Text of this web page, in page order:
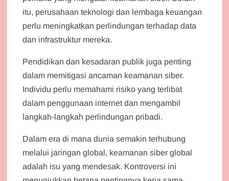
itu, perusahaan teknologi dan lembaga keuangan
perlu meningkatkan perlindungan terhadap data
dan infrastruktur mereka.
Pendidikan dan kesadaran publik juga penting
dalam memitigasi ancaman keamanan siber.
Individu perlu memahami risiko yang terlibat
dalam penggunaan internet dan mengambil
langkah-langkah perlindungan pribadi.
Dalam era di mana dunia semakin terhubung
melalui jaringan global, keamanan siber global
adalah isu yang mendesak. Kontroversi ini